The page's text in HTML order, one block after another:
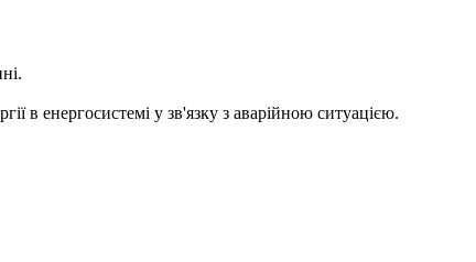
в енергосистемі у зв'язку з аварійною ситуацією.